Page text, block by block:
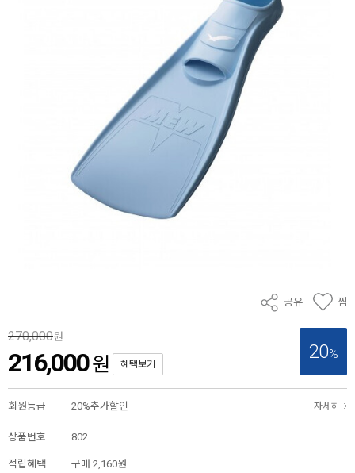
공유 찜
20%
270,000원
216,000원 혜택보기
회원등급 20%추가할인 자세히
상품번호 802
적립혜택 구매 2,160원